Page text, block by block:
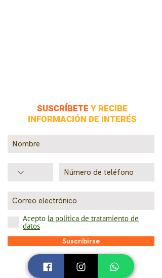
SUSCRÍBETE Y RECIBE
INFORMACIÓN DE INTERÉS
Acepto la política de tratamiento de
datos
Suscribirse